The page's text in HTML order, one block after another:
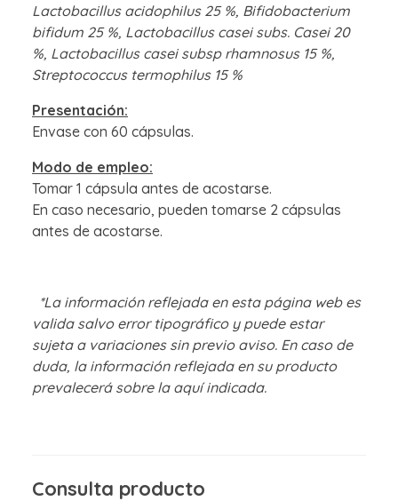
Lactobacillus acidophilus 25 %, Bifidobacterium
bifidum 25 %, Lactobacillus casei subs. Casei 20
%, Lactobacillus casei subsp rhamnosus 15 %,
Streptococcus termophilus 15 %
Presentación:
Envase con 60 cápsulas.
Modo de empleo:
Tomar 1 cápsula antes de acostarse.
En caso necesario, pueden tomarse 2 cápsulas
antes de acostarse.
*La información reflejada en esta página web es
valida salvo error tipográfico y puede estar
sujeta a variaciones sin previo aviso. En caso de
duda, la información reflejada en su producto
prevalecerá sobre la aquí indicada.
Consulta producto